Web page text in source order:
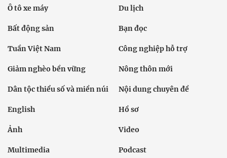
Ô tô xe máy Du lịch
Bất động sản Bạn đọc
Tuần Việt Nam Công nghiệp hỗ trợ
Giảm nghèo bền vững Nông thôn mới
Dân tộc thiểu số và miền núi Nội dung chuyên đề
English Hồ sơ
Ảnh Video
Multimedia Podcast